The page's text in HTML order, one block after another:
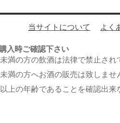
当サイトについて よく
入時ご確認下さい
満の方の飲酒は法律で禁止され
満の方へお酒の販売は致しませ
上の年齢であることを確認出来